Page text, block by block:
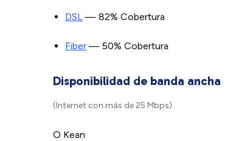
DSL — 82% Cobertura
Fiber — 50% Cobertura
Disponibilidad de banda ancha
(Internet con más de 25 Mbps)
O Kean